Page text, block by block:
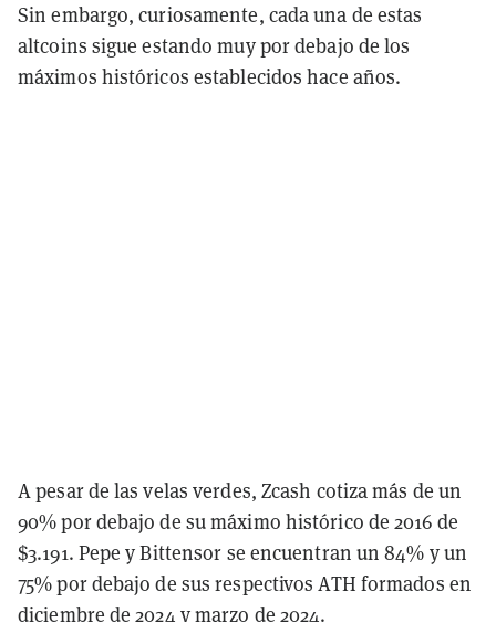
Sin embargo, curiosamente, cada una de estas
altcoins sigue estando muy por debajo de los
máximos históricos establecidos hace años.
A pesar de las velas verdes, Zcash cotiza más de un
90% por debajo de su máximo histórico de 2016 de
$3.191. Pepe y Bittensor se encuentran un 84% y un
75% por debajo de sus respectivos ATH formados en
diciembre de 2024 y marzo de 2024.